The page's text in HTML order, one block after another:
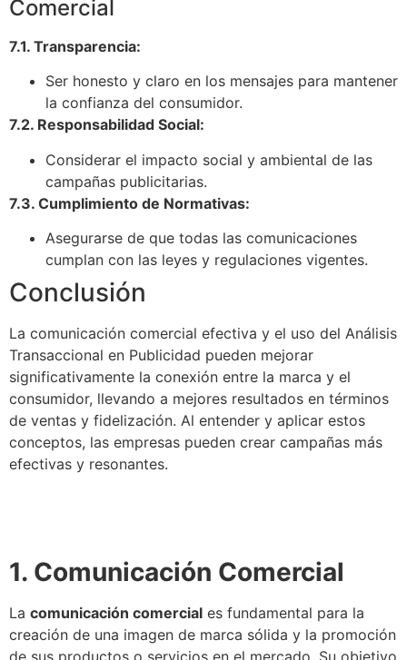
Comercial
7.1. Transparencia:
Ser honesto y claro en los mensajes para mantener
la confianza del consumidor.
7.2. Responsabilidad Social:
Considerar el impacto social y ambiental de las
campañas publicitarias.
7.3. Cumplimiento de Normativas:
Asegurarse de que todas las comunicaciones
cumplan con las leyes y regulaciones vigentes.
Conclusión
La comunicación comercial efectiva y el uso del Análisis
Transaccional en Publicidad pueden mejorar
significativamente la conexión entre la marca y el
consumidor, llevando a mejores resultados en términos
de ventas y fidelización. Al entender y aplicar estos
conceptos, las empresas pueden crear campañas más
efectivas y resonantes.
1. Comunicación Comercial
La comunicación comercial es fundamental para la
creación de una imagen de marca sólida y la promoción